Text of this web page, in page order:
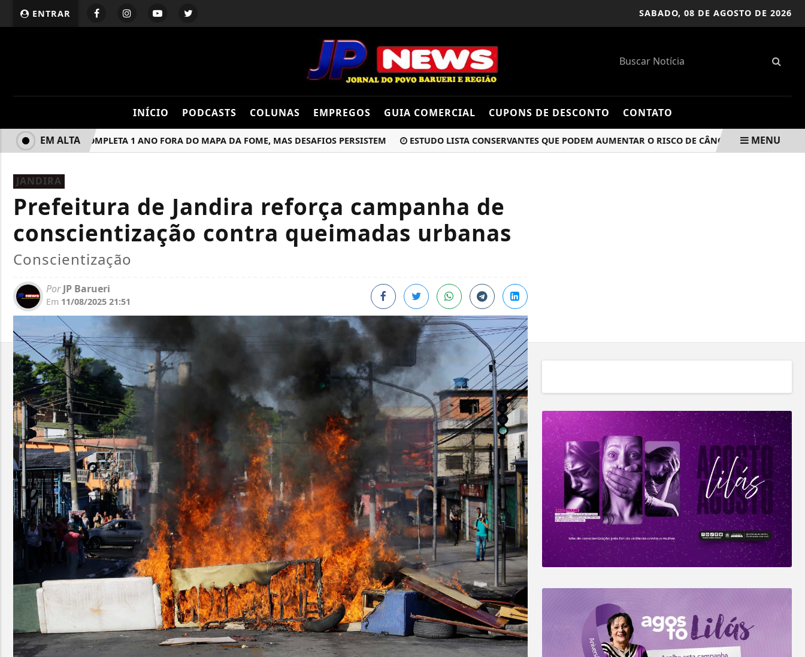
ENTRAR SABADO, 08 DE AGOSTO DE 2026
INÍCIO PODCASTS COLUNAS EMPREGOS GUIA COMERCIAL CUPONS DE DESCONTO CONTATO
BRASIL COMPLETA 1 ANO FORA DO MAPA DA FOME, MAS DESAFIOS PERSISTEM ESTUDO LISTA CONSERVANTES QUE PODEM AUMENTAR O RISCO DE CÂNCER JULGAMENTO
EM ALTA MENU
JANDIRA
Prefeitura de Jandira reforça campanha de
conscientização contra queimadas urbanas
Conscientização
PorJP Barueri
Em 11/08/2025 21:51